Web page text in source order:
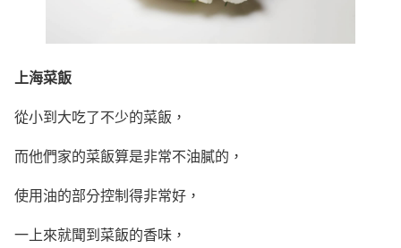
上海菜飯
從小到大吃了不少的菜飯，
而他們家的菜飯算是非常不油膩的，
使用油的部分控制得非常好，
一上來就聞到菜飯的香味，